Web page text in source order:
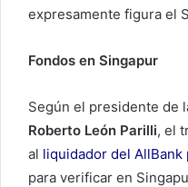
expresamente figura el
Fondos en Singapur
Según el presidente de
Roberto León Parilli, el
al liquidador del AllBank
para verificar en